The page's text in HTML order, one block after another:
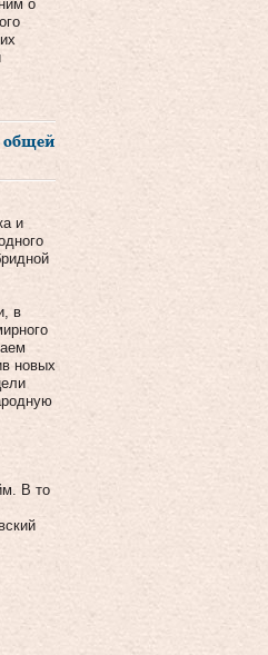
о
общей
и
в
новых
В то